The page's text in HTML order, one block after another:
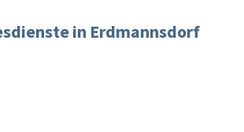
in Erdmannsdorf